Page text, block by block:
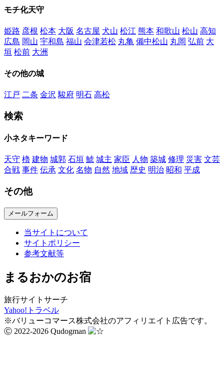
モチ化天守
姫路 彦根 松本 大阪 名古屋 犬山 松江 熊本 和歌山 松山 高知
広島 岡山 宇和島 福山 会津若松 丸亀 備中松山 丸岡 弘前 大
垣 松前 大洲
その他の城
江戸 二条 金沢 駿府 明石 高松
検索
小ネタキーワード
天守 櫓 建物 城郭 石垣 鯱 城主 家臣 人物 築城 修理 災害 文芸
合戦 事件 伝承 文化 名物 自然 地域 歴史 明治 昭和 平成
その他
メールフォーム
当サイトについて
サイトポリシー
参考文献等
まるおかのお宿
旅行サイトサーチ
Yahoo!トラベル
※バリューコマース株式会社のアフィリエイト広告です。
Ⓒ 2022-2026 Qudogman